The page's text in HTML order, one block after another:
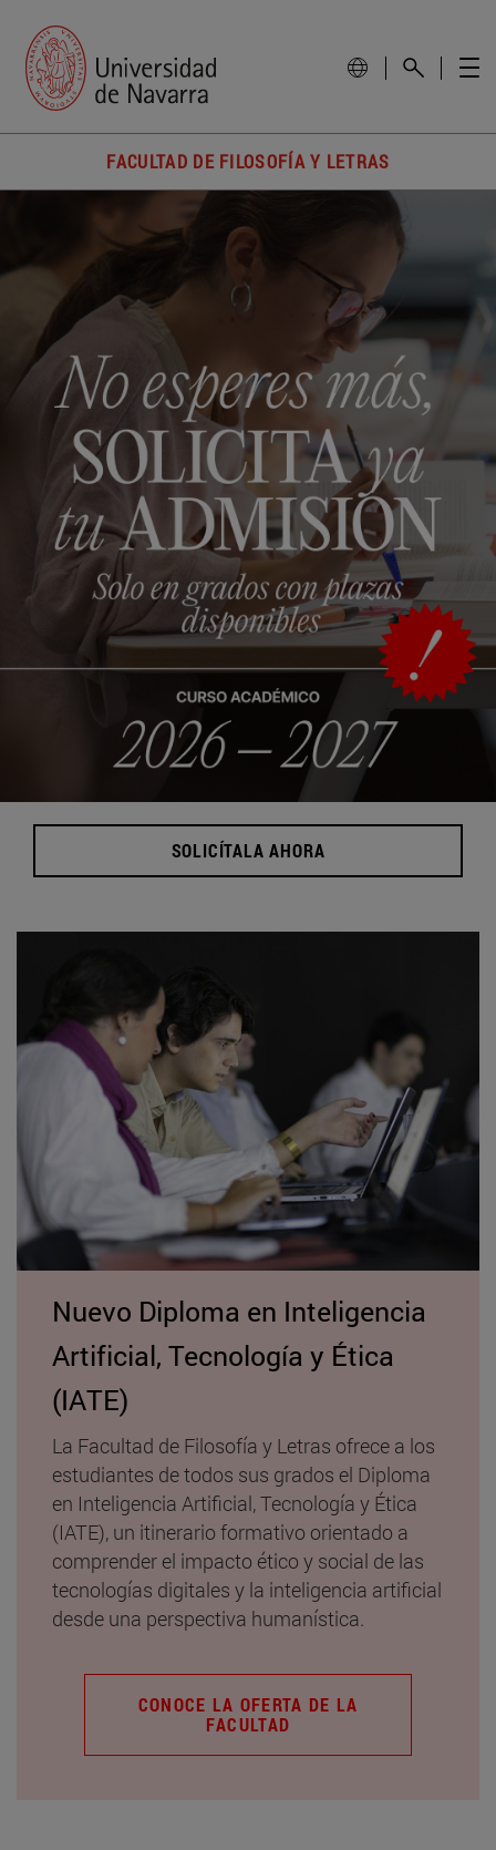
FACULTAD DE FILOSOFÍA Y LETRAS
SOLICÍTALA AHORA
Nuevo Diploma en Inteligencia
Artificial, Tecnología y Ética
(IATE)
La Facultad de Filosofía y Letras ofrece a los
estudiantes de todos sus grados el Diploma
en Inteligencia Artificial, Tecnología y Ética
(IATE), un itinerario formativo orientado a
comprender el impacto ético y social de las
tecnologías digitales y la inteligencia artificial
desde una perspectiva humanística.
CONOCE LA OFERTA DE LA
FACULTAD